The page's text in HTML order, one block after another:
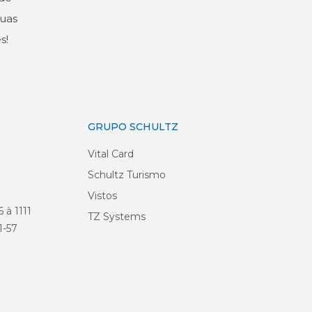
1111
57
GRUPO SCHULTZ
Vital Card
Schultz Turismo
Vistos
TZ Systems